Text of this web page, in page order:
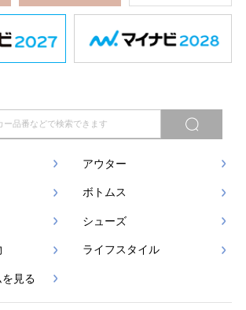
アウター
ボトムス
シューズ
ライフスタイル
見る